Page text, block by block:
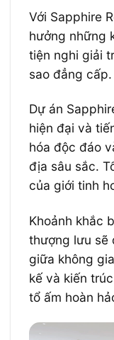
Với Sapphire
hưởng những
tiện nghi giải
sao đẳng cấp.
Dự án
hiện đại và
hóa độc đáo
địa sâu sắc.
của giới tinh
Khoảnh khắc
thượng lưu sẽ
giữa không
kế và kiến
tổ ấm hoàn